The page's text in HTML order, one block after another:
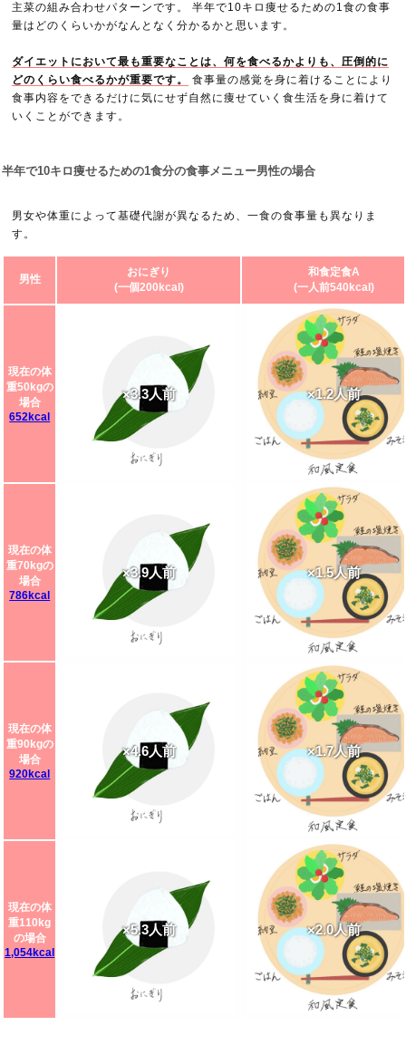
主菜の組み合わせパターンです。 半年で10キロ痩せるための1食の食事
量はどのくらいかがなんとなく分かるかと思います。
ダイエットにおいて最も重要なことは、何を食べるかよりも、圧倒的に
どのくらい食べるかが重要です。
食事量の感覚を身に着けることにより
食事内容をできるだけに気にせず自然に痩せていく食生活を身に着けて
いくことができます。
半年で10キロ痩せるための1食分の食事メニュー男性の場合
男女や体重によって基礎代謝が異なるため、一食の食事量も異なりま
す。
男性
おにぎり
(一個200kcal)
和食定食A
(一人前540kcal)
現在の体
重50kgの
場合
652kcal
×3.3人前 ×1.2人前
現在の体
重70kgの
場合
786kcal
×3.9人前 ×1.5人前
現在の体
重90kgの
場合
920kcal
×4.6人前 ×1.7人前
現在の体
重110kg
の場合
1,054kcal
×5.3人前 ×2.0人前